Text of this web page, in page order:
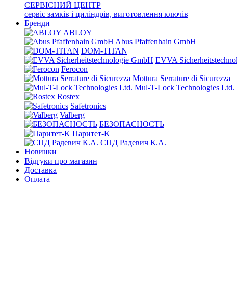
СЕРВІСНИЙ ЦЕНТР
сервіс замків і циліндрів, виготовлення ключів
Бренди
ABLOY
Abus Pfaffenhain GmbH
DOM-TITAN
EVVA
Ferocon
Mottura Serrature di Sicurezza
Mul-T-Lock Technologies Ltd.
Rostex
Safetronics
Valberg
БЕЗОПАСНОСТЬ
Паритет-K
СПД Радевич К.А.
Новинки
Відгуки про магазин
Доставка
Оплата